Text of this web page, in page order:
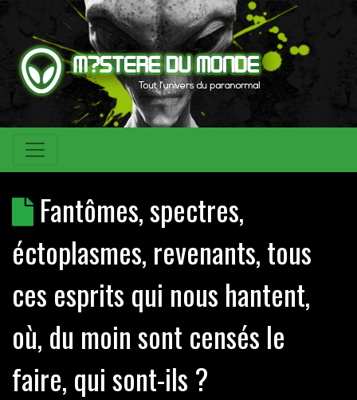
Fantômes, spectres,
éctoplasmes, revenants, tous
ces esprits qui nous hantent,
où, du moin sont censés le
faire, qui sont-ils ?